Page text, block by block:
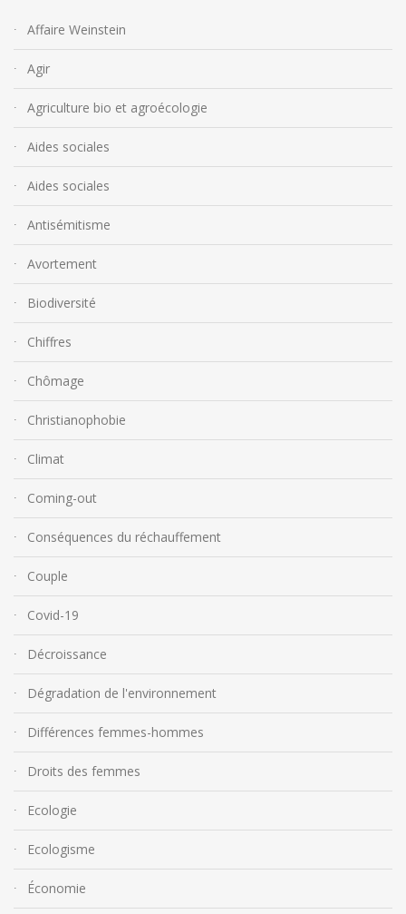
Affaire Weinstein
Agir
Agriculture bio et agroécologie
Aides sociales
Aides sociales
Antisémitisme
Avortement
Biodiversité
Chiffres
Chômage
Christianophobie
Climat
Coming-out
Conséquences du réchauffement
Couple
Covid-19
Décroissance
Dégradation de l'environnement
Différences femmes-hommes
Droits des femmes
Ecologie
Ecologisme
Économie